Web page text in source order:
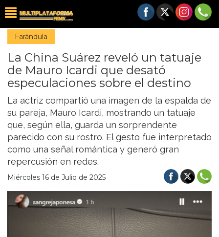
Farándula
La China Suárez reveló un tatuaje
de Mauro Icardi que desató
especulaciones sobre el destino
La actriz compartió una imagen de la espalda de
su pareja, Mauro Icardi, mostrando un tatuaje
que, según ella, guarda un sorprendente
parecido con su rostro. El gesto fue interpretado
como una señal romántica y generó gran
repercusión en redes.
Miércoles 16 de Julio de 2025